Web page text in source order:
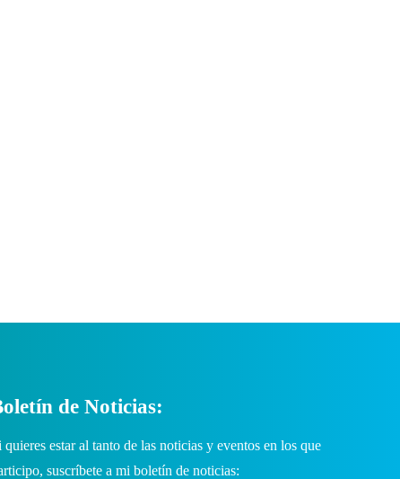
de Noticias:
quieres estar al tanto de las noticias y eventos en los que
suscríbete a mi boletín de noticias: